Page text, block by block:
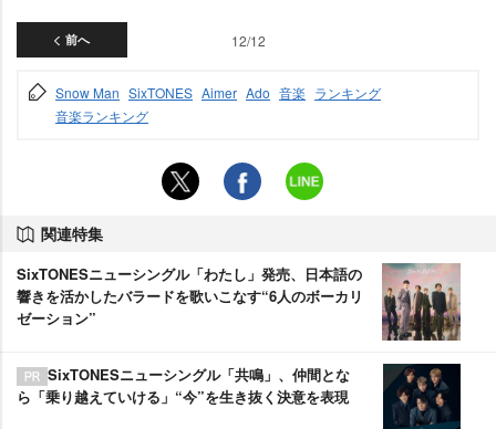
前へ 12/12
Snow Man SixTONES Aimer Ado 音楽 ランキング
音楽ランキング
関連特集
SixTONESニューシングル「わたし」発売、日本語の
響きを活かしたバラードを歌いこなす“6人のボーカリ
ゼーション”
SixTONESニューシングル「共鳴」、仲間とな
ら「乗り越えていける」“今”を生き抜く決意を表現